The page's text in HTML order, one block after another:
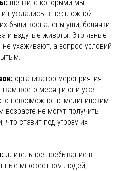
щенки, с которыми мы
нуждались в неотложной
были воспалены уши, болячки
и вздутые животы. Это явные
не ухаживают, а вопрос условий
организатор мероприятия
всего месяц и они уже
невозможно по медицинским
не могут получить
что ставит под угрозу их
длительное пребывание в
множеством людей,